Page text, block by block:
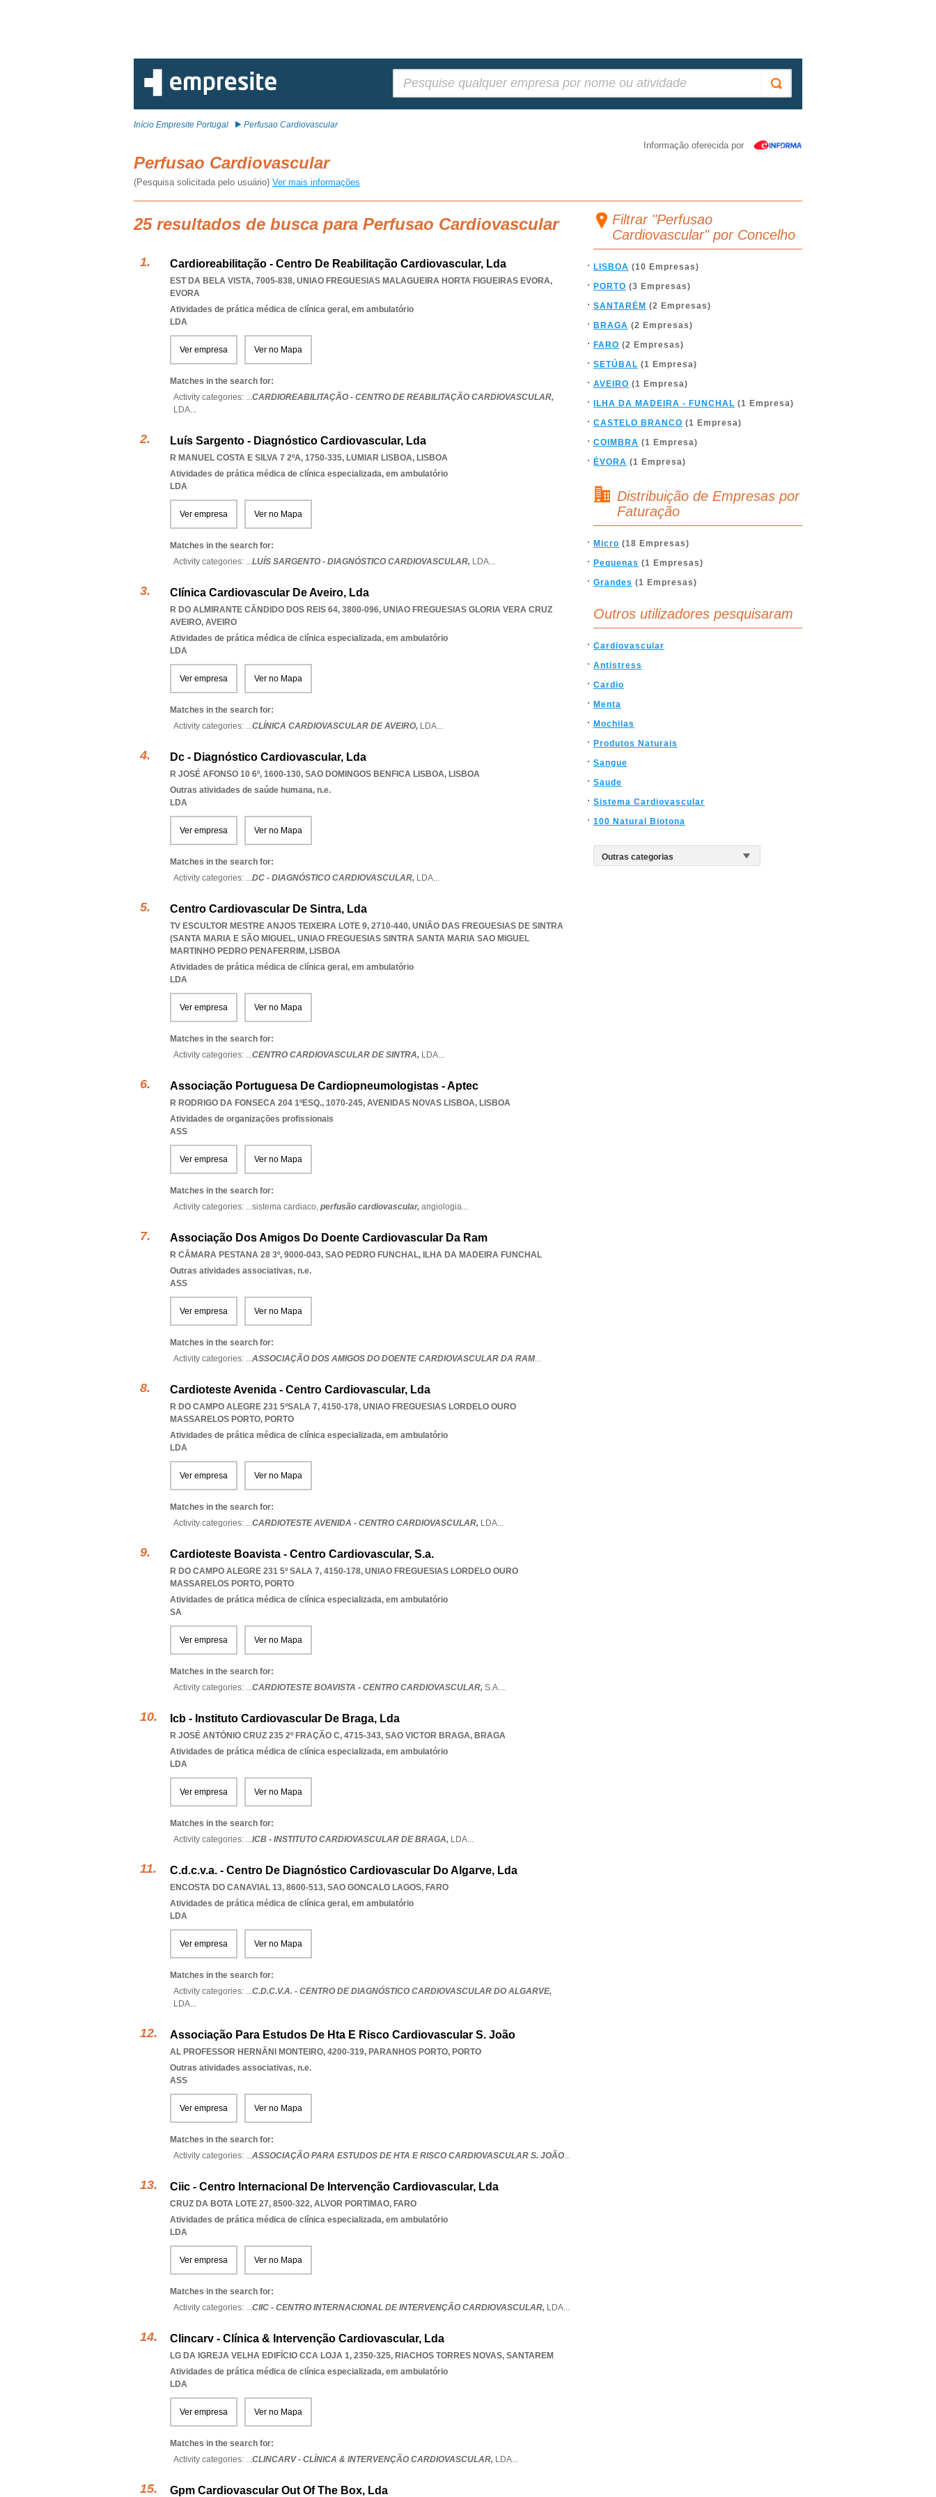
Início Empresite Portugal Perfusao Cardiovascular
Informação oferecida por
Perfusao Cardiovascular
(Pesquisa solicitada pelo usuário) Ver mais informações
25 resultados de busca para Perfusao Cardiovascular
Cardioreabilitação - Centro De Reabilitação Cardiovascular, Lda
EST DA BELA VISTA, 7005-838, UNIAO FREGUESIAS MALAGUEIRA HORTA FIGUEIRAS EVORA,
EVORA
Atividades de prática médica de clínica geral, em ambulatório
LDA
Ver empresa Ver no Mapa
Matches in the search for:
Activity categories: ...CARDIOREABILITAÇÃO - CENTRO DE REABILITAÇÃO CARDIOVASCULAR,
LDA...
Luís Sargento - Diagnóstico Cardiovascular, Lda
R MANUEL COSTA E SILVA 7 2ºA, 1750-335, LUMIAR LISBOA, LISBOA
Atividades de prática médica de clínica especializada, em ambulatório
LDA
Ver empresa Ver no Mapa
Matches in the search for:
Activity categories: ...LUÍS SARGENTO - DIAGNÓSTICO CARDIOVASCULAR, LDA...
Clínica Cardiovascular De Aveiro, Lda
R DO ALMIRANTE CÂNDIDO DOS REIS 64, 3800-096, UNIAO FREGUESIAS GLORIA VERA CRUZ
AVEIRO, AVEIRO
Atividades de prática médica de clínica especializada, em ambulatório
LDA
Ver empresa Ver no Mapa
Matches in the search for:
Activity categories: ...CLÍNICA CARDIOVASCULAR DE AVEIRO, LDA...
Dc - Diagnóstico Cardiovascular, Lda
R JOSÉ AFONSO 10 6º, 1600-130, SAO DOMINGOS BENFICA LISBOA, LISBOA
Outras atividades de saúde humana, n.e.
LDA
Ver empresa Ver no Mapa
Matches in the search for:
Activity categories: ...DC - DIAGNÓSTICO CARDIOVASCULAR, LDA...
Centro Cardiovascular De Sintra, Lda
TV ESCULTOR MESTRE ANJOS TEIXEIRA LOTE 9, 2710-440, UNIÃO DAS FREGUESIAS DE SINTRA
(SANTA MARIA E SÃO MIGUEL, UNIAO FREGUESIAS SINTRA SANTA MARIA SAO MIGUEL
MARTINHO PEDRO PENAFERRIM, LISBOA
Atividades de prática médica de clínica geral, em ambulatório
LDA
Ver empresa Ver no Mapa
Matches in the search for:
Activity categories: ...CENTRO CARDIOVASCULAR DE SINTRA, LDA...
Associação Portuguesa De Cardiopneumologistas - Aptec
R RODRIGO DA FONSECA 204 1ºESQ., 1070-245, AVENIDAS NOVAS LISBOA, LISBOA
Atividades de organizações profissionais
ASS
Ver empresa Ver no Mapa
Matches in the search for:
Activity categories: ...sistema cardiaco, perfusão cardiovascular, angiologia...
Associação Dos Amigos Do Doente Cardiovascular Da Ram
R CÂMARA PESTANA 28 3º, 9000-043, SAO PEDRO FUNCHAL, ILHA DA MADEIRA FUNCHAL
Outras atividades associativas, n.e.
ASS
Ver empresa Ver no Mapa
Matches in the search for:
Activity categories: ...ASSOCIAÇÃO DOS AMIGOS DO DOENTE CARDIOVASCULAR DA RAM...
Cardioteste Avenida - Centro Cardiovascular, Lda
R DO CAMPO ALEGRE 231 5ºSALA 7, 4150-178, UNIAO FREGUESIAS LORDELO OURO
MASSARELOS PORTO, PORTO
Atividades de prática médica de clínica especializada, em ambulatório
LDA
Ver empresa Ver no Mapa
Matches in the search for:
Activity categories: ...CARDIOTESTE AVENIDA - CENTRO CARDIOVASCULAR, LDA...
Cardioteste Boavista - Centro Cardiovascular, S.a.
R DO CAMPO ALEGRE 231 5º SALA 7, 4150-178, UNIAO FREGUESIAS LORDELO OURO
MASSARELOS PORTO, PORTO
Atividades de prática médica de clínica especializada, em ambulatório
SA
Ver empresa Ver no Mapa
Matches in the search for:
Activity categories: ...CARDIOTESTE BOAVISTA - CENTRO CARDIOVASCULAR, S.A....
Icb - Instituto Cardiovascular De Braga, Lda
R JOSÉ ANTÓNIO CRUZ 235 2º FRAÇÃO C, 4715-343, SAO VICTOR BRAGA, BRAGA
Atividades de prática médica de clínica especializada, em ambulatório
LDA
Ver empresa Ver no Mapa
Matches in the search for:
Activity categories: ...ICB - INSTITUTO CARDIOVASCULAR DE BRAGA, LDA...
C.d.c.v.a. - Centro De Diagnóstico Cardiovascular Do Algarve, Lda
ENCOSTA DO CANAVIAL 13, 8600-513, SAO GONCALO LAGOS, FARO
Atividades de prática médica de clínica geral, em ambulatório
LDA
Ver empresa Ver no Mapa
Matches in the search for:
Activity categories: ...C.D.C.V.A. - CENTRO DE DIAGNÓSTICO CARDIOVASCULAR DO ALGARVE,
LDA...
Associação Para Estudos De Hta E Risco Cardiovascular S. João
AL PROFESSOR HERNÂNI MONTEIRO, 4200-319, PARANHOS PORTO, PORTO
Outras atividades associativas, n.e.
ASS
Ver empresa Ver no Mapa
Matches in the search for:
Activity categories: ...ASSOCIAÇÃO PARA ESTUDOS DE HTA E RISCO CARDIOVASCULAR S. JOÃO...
Ciic - Centro Internacional De Intervenção Cardiovascular, Lda
CRUZ DA BOTA LOTE 27, 8500-322, ALVOR PORTIMAO, FARO
Atividades de prática médica de clínica especializada, em ambulatório
LDA
Ver empresa Ver no Mapa
Matches in the search for:
Activity categories: ...CIIC - CENTRO INTERNACIONAL DE INTERVENÇÃO CARDIOVASCULAR, LDA...
Clincarv - Clínica & Intervenção Cardiovascular, Lda
LG DA IGREJA VELHA EDIFÍCIO CCA LOJA 1, 2350-325, RIACHOS TORRES NOVAS, SANTAREM
Atividades de prática médica de clínica especializada, em ambulatório
LDA
Ver empresa Ver no Mapa
Matches in the search for:
Activity categories: ...CLINCARV - CLÍNICA & INTERVENÇÃO CARDIOVASCULAR, LDA...
Gpm Cardiovascular Out Of The Box, Lda
Filtrar "Perfusao
Cardiovascular" por Concelho
LISBOA (10 Empresas)
PORTO (3 Empresas)
SANTARÉM (2 Empresas)
BRAGA (2 Empresas)
FARO (2 Empresas)
SETÚBAL (1 Empresa)
AVEIRO (1 Empresa)
ILHA DA MADEIRA - FUNCHAL (1 Empresa)
CASTELO BRANCO (1 Empresa)
COIMBRA (1 Empresa)
ÉVORA (1 Empresa)
Distribuição de Empresas por
Faturação
Micro (18 Empresas)
Pequenas (1 Empresas)
Grandes (1 Empresas)
Outros utilizadores pesquisaram
Cardiovascular
Antistress
Cardio
Menta
Mochilas
Produtos Naturais
Sangue
Saude
Sistema Cardiovascular
100 Natural Biotona